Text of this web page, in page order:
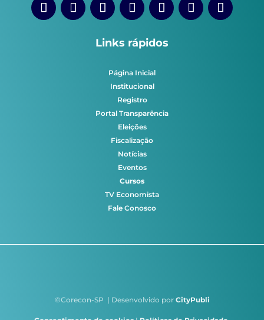
Links rápidos
Página Inicial
Institucional
Registro
Portal Transparência
Eleições
Fiscalização
Notícias
Eventos
Cursos
TV Economista
Fale Conosco
©Corecon-SP | Desenvolvido por CityPubli